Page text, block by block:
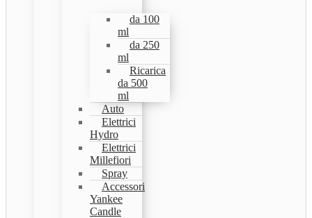
da 100
ml
da 250
ml
Ricarica
da 500
ml
Auto
Elettrici
Hydro
Elettrici
Millefiori
Spray
Accessori
Yankee
Candle